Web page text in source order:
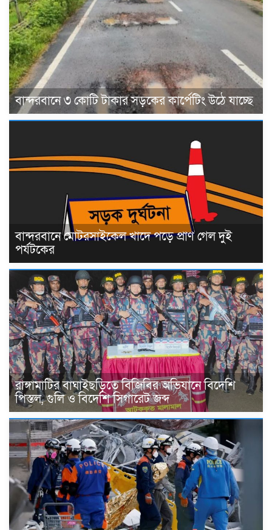
বান্দরবানে ৩ কোটি টাকার সড়কের কার্পেটিং উঠে যাচ্ছে
বান্দরবানে মোটরসাইকেল খাদে পড়ে প্রাণ গেল দুই
পর্যটকের
রাঙ্গামাটির বাঘাইছড়িতে বিজিবির অভিযানে বিদেশি
পিস্তল, গুলি ও বিদেশি সিগারেট জব্দ